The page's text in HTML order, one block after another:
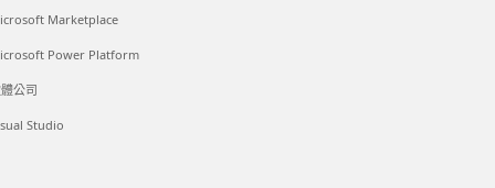
Marketplace
Power Platform
公司
Studio